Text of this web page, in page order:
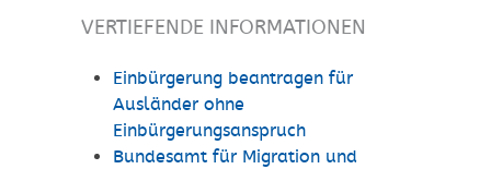
VERTIEFENDE INFORMATIONEN
Einbürgerung beantragen für
Ausländer ohne
Einbürgerungsanspruch
Bundesamt für Migration und